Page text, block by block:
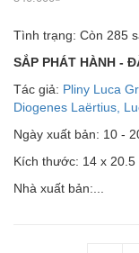
Tình trạng: Còn 285
SẮP PHÁT HÀNH -
Tác giả: Pliny Luca
Diogenes Laërtius,
Ngày xuất bản: 10 -
Kích thước: 14 x 20.5
Nhà xuất bản:...